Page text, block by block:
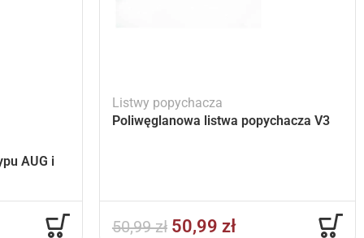
AUG i
Listwy popychacza
Poliwęglanowa listwa popychacza V3
50,99zł 50,99 zł